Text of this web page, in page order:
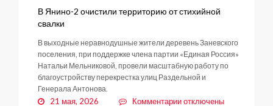
В Янино-2 очистили территорию от стихийной
свалки
В выходные неравнодушные жители деревень Заневского
поселения, при поддержке члена партии «Единая Россия»
Натальи Мельниковой, провели масштабную работу по
благоустройству перекрестка улиц Раздельной и
Генерала Антонова.
21 мая, 2026 Комментариикотключены